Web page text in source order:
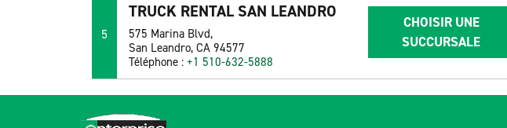
5
TRUCK RENTAL SAN LEANDRO
575 Marina Blvd,
San Leandro, CA 94577
Téléphone :+1 510-632-5888
CHOISIR UNE
SUCCURSALE